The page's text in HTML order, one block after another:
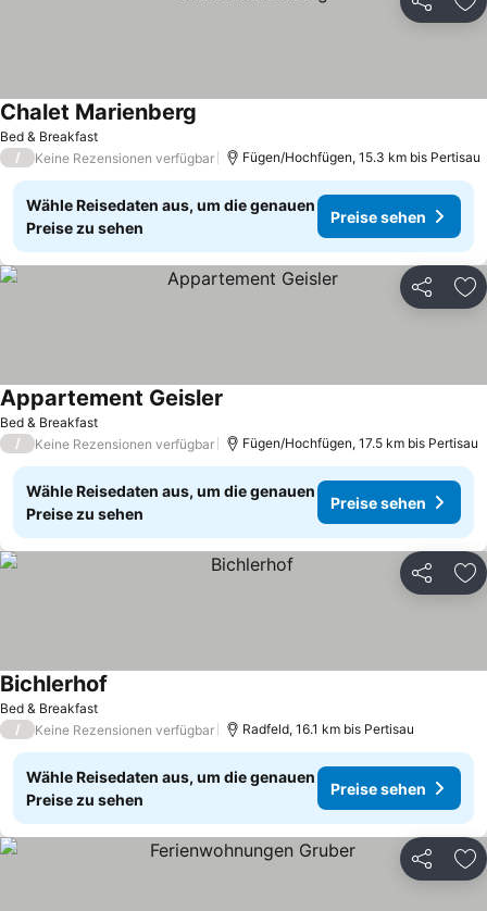
Teilen
Bed & Breakfast
Chalet Marienberg
/ Keine Rezensionen verfügbar Fügen/Hochfügen, 15.3 km bis Pertisau
Wähle Reisedaten aus, um die genauen
Preise zu sehen
Preise sehen
Teilen
Bed & Breakfast
Appartement Geisler
/ Keine Rezensionen verfügbar Fügen/Hochfügen, 17.5 km bis Pertisau
Wähle Reisedaten aus, um die genauen
Preise zu sehen
Preise sehen
Teilen
Bed & Breakfast
Bichlerhof
/ Keine Rezensionen verfügbar Radfeld, 16.1 km bis Pertisau
Wähle Reisedaten aus, um die genauen
Preise zu sehen
Preise sehen
Teilen